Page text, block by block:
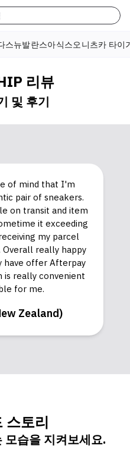
스뉴발란스아식스오니츠카 타이
리뷰
및 후기
of mind that I'm
pair of sneakers.
on transit and item
it exceeding
my parcel
really happy
have offer Afterpay
is really convenient
for me.
Zealand)
스토리
모습을 지켜보세요.